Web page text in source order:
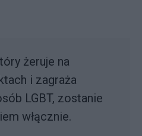
żeruje na
i zagraża
LGBT, zostanie
włącznie.